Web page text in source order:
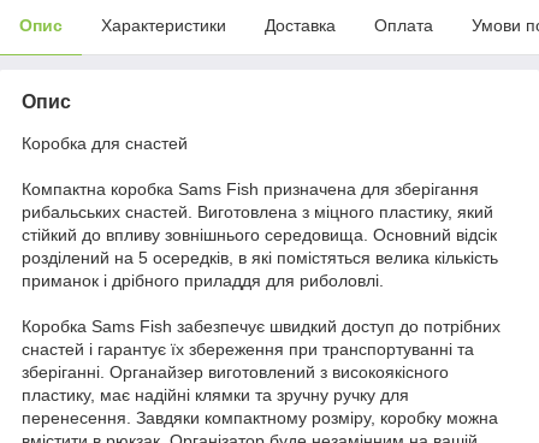
Опис Характеристики Доставка Оплата Умови
Опис
Коробка для снастей
Компактна коробка Sams Fish призначена для зберігання
рибальських снастей. Виготовлена з міцного пластику, який
стійкий до впливу зовнішнього середовища. Основний відсік
розділений на 5 осередків, в які помістяться велика кількість
приманок і дрібного приладдя для риболовлі.
Коробка Sams Fish забезпечує швидкий доступ до потрібних
снастей і гарантує їх збереження при транспортуванні та
зберіганні. Органайзер виготовлений з високоякісного
пластику, має надійні клямки та зручну ручку для
перенесення. Завдяки компактному розміру, коробку можна